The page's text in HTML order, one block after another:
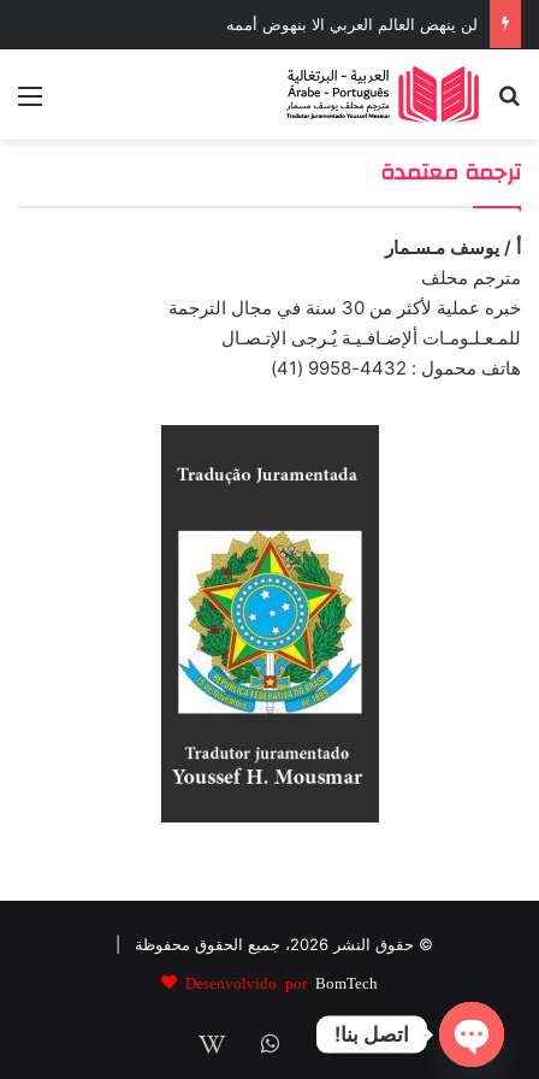
لن ينهض العالم العربي الا بنهوض أممه
بحث عن
ترجمة معتمدة
أ / يوسف مـسـمار
مترجم محلف
خبره عملية لأكثر من 30 سنة في مجال الترجمة
للمـعـلـومـات ألإضـافـيـة يُـرجى الإتـصـال
هاتف محمول : 4432-9958 (41)
© حقوق النشر 2026، جميع الحقوق محفوظة |
Desenvolvido por BomTech
فيسبوك واتساب اتصل بنا!